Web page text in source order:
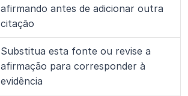
afirmando antes de adicionar outra
citação
Substitua esta fonte ou revise a
afirmação para corresponder à
evidência